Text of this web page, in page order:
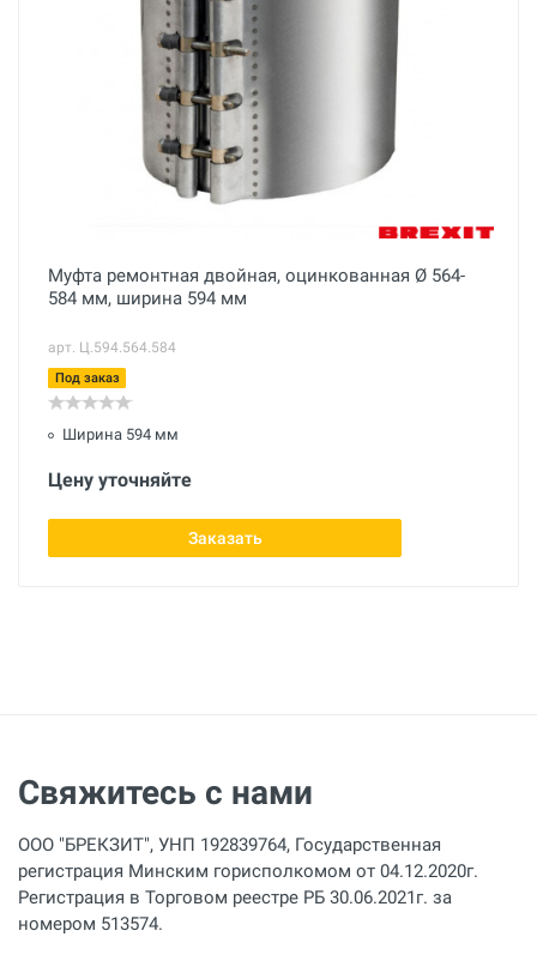
Муфта ремонтная двойная, оцинкованная Ø 564-
584 мм, ширина 594 мм
арт. Ц.594.564.584
Под заказ
Ширина 594 мм
Цену уточняйте
Заказать
Свяжитесь с нами
ООО "БРЕКЗИТ", УНП 192839764, Государственная
регистрация Минским горисполкомом от 04.12.2020г.
Регистрация в Торговом реестре РБ 30.06.2021г. за
номером 513574.